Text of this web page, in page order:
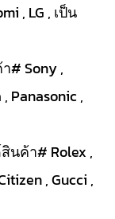
, LG , เป็น
# Sony ,
, Panasonic ,
นค้า# Rolex ,
, Gucci ,